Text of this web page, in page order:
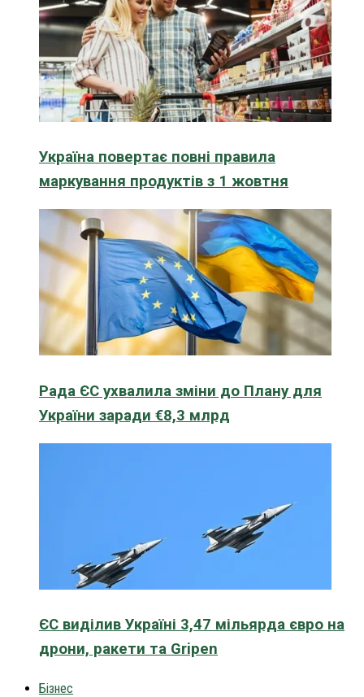
Україна повертає повні правила
маркування продуктів з 1 жовтня
Рада ЄС ухвалила зміни до Плану для
України заради €8,3 млрд
ЄС виділив Україні 3,47 мільярда євро на
дрони, ракети та Gripen
Бізнес